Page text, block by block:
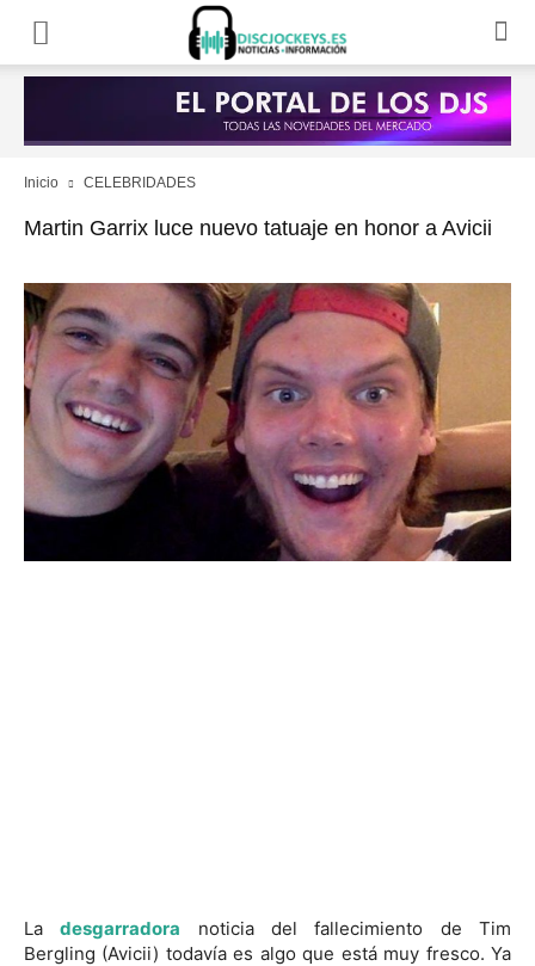
Inicio CELEBRIDADES
Martin Garrix luce nuevo tatuaje en honor a Avicii
Ladesgarradora
noticia del fallecimiento de Tim
Bergling (Avicii) todavía es algo que está muy fresco. Ya